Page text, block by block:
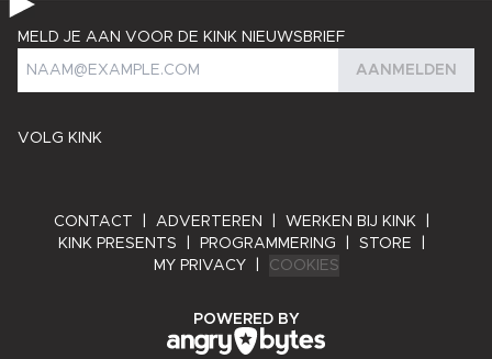
VOLG KINK
MELD JE AAN VOOR DE KINK NIEUWSBRIEF
AANMELDEN
CONTACT ADVERTEREN WERKEN BIJ KINK
KINK PRESENTS
PROGRAMMERING STORE
MY PRIVACY
COOKIES
POWERED BYANGRY BYTES